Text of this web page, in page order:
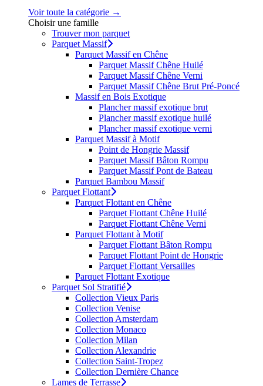
Voir toute la catégorie →
Choisir une famille
Trouver mon parquet
Parquet Massif
Parquet Massif en Chêne
Parquet Massif Chêne Huilé
Parquet Massif Chêne Verni
Parquet Massif Chêne Brut Pré-Poncé
Massif en Bois Exotique
Plancher massif exotique brut
Plancher massif exotique huilé
Plancher massif exotique verni
Parquet Massif à Motif
Point de Hongrie Massif
Parquet Massif Bâton Rompu
Parquet Massif Pont de Bateau
Parquet Bambou Massif
Parquet Flottant
Parquet Flottant en Chêne
Parquet Flottant Chêne Huilé
Parquet Flottant Chêne Verni
Parquet Flottant à Motif
Parquet Flottant Bâton Rompu
Parquet Flottant Point de Hongrie
Parquet Flottant Versailles
Parquet Flottant Exotique
Parquet Sol Stratifié
Collection Vieux Paris
Collection Venise
Collection Amsterdam
Collection Monaco
Collection Milan
Collection Alexandrie
Collection Saint-Tropez
Collection Dernière Chance
Lames de Terrasse